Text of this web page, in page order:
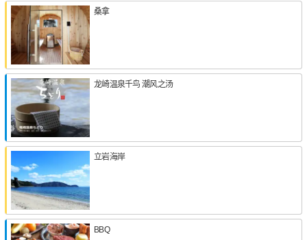
桑拿
龙崎温泉千鸟 潮风之汤
立岩海岸
BBQ